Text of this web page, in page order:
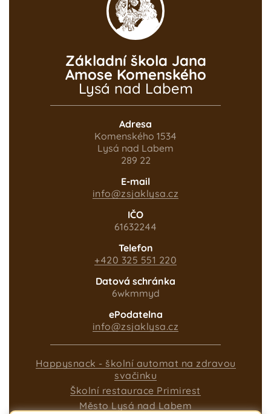
Základní škola Jana
Amose Komenského
Lysá nad Labem
Adresa
Komenského 1534
Lysá nad Labem
289 22
E-mail
info@zsjaklysa.cz
IČO
61632244
Telefon
+420 325 551 220
Datová schránka
6wkmmyd
ePodatelna
info@zsjaklysa.cz
Happysnack - školní automat na zdravou
svačinku
Školní restaurace Primirest
Město Lysá nad Labem